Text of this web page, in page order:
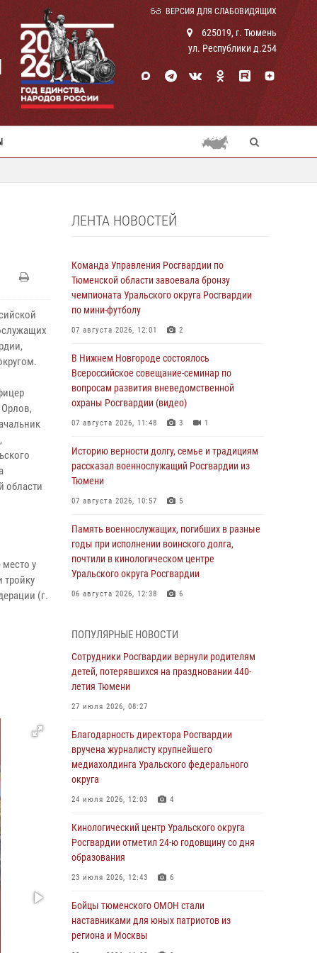
ВЕРСИЯ ДЛЯ СЛАБОВИДЯЩИХ
625019, г. Тюмень
ул. Республики д.254
Орлов,
области
у
тройку
(г.
ЛЕНТА НОВОСТЕЙ
Команда Управления Росгвардии по
Тюменской области завоевала бронзу
чемпионата Уральского округа Росгвардии
по мини-футболу
07 августа 2026, 12:01 2
В Нижнем Новгороде состоялось
Всероссийское совещание-семинар по
вопросам развития вневедомственной
охраны Росгвардии (видео)
07 августа 2026, 11:48 3 1
Историю верности долгу, семье и традициям
рассказал военнослужащий Росгвардии из
Тюмени
07 августа 2026, 10:57 5
Память военнослужащих, погибших в разные
годы при исполнении воинского долга,
почтили в кинологическом центре
Уральского округа Росгвардии
06 августа 2026, 12:38 6
знакомят детей со своей службой и
напоминают о мерах безопасности
06 августа 2026, 12:33 2
области» в рамках акции «Храним огонь
06 августа 2026, 04:41 3
Росгвардейцы в Тюменской области почтили
Яковлева
05 августа 2026, 11:03 4
В Тюмени офицер Росгвардии в радиоэфире
владения оружием
05 августа 2026, 09:56 2
Военнослужащие Росгвардии сбили дрон-
ПОПУЛЯРНЫЕ НОВОСТИ
Сотрудники Росгвардии вернули родителям
детей, потерявшихся на праздновании 440-
летия Тюмени
27 июля 2026, 08:27
Благодарность директора Росгвардии
вручена журналисту крупнейшего
медиахолдинга Уральского федерального
округа
24 июля 2026, 12:03 4
Кинологический центр Уральского округа
Росгвардии отметил 24-ю годовщину со дня
образования
23 июля 2026, 12:43 6
Бойцы тюменского ОМОН стали
наставниками для юных патриотов из
региона и Москвы